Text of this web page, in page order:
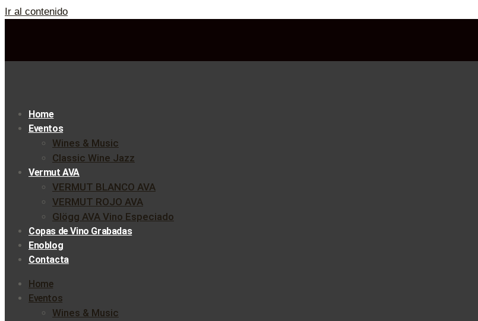
Ir al contenido
Home
Eventos
Wines & Music
Classic Wine Jazz
Vermut AVA
VERMUT BLANCO AVA
VERMUT ROJO AVA
Glögg AVA Vino Especiado
Copas de Vino Grabadas
Enoblog
Contacta
Home
Eventos
Wines & Music